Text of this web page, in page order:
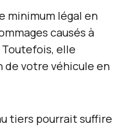
minimum légal en
causés à
Toutefois, elle
de votre véhicule en
tiers pourrait suffire